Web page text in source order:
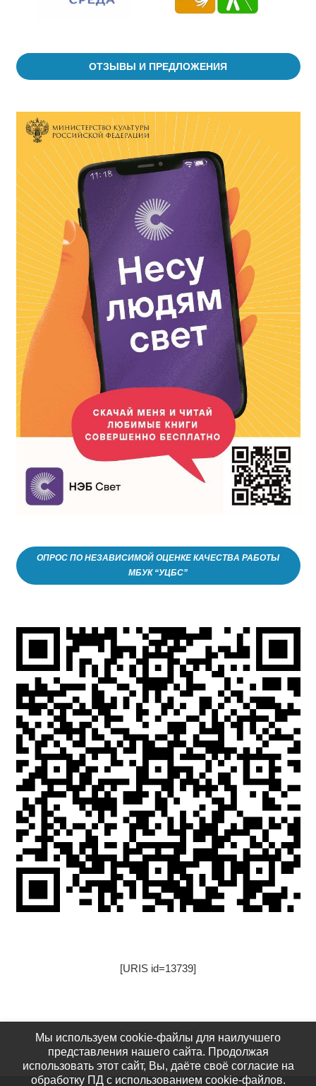
ОТЗЫВЫ И ПРЕДЛОЖЕНИЯ
ОПРОС ПО НЕЗАВИСИМОЙ ОЦЕНКЕ КАЧЕСТВА РАБОТЫ
МБУК “УЦБС”
[URIS id=13739]
[URIS id=17522]
Мы используем cookie-файлы для наилучшего
представления нашего сайта. Продолжая
использовать этот сайт, Вы, даёте своё согласие на
обработку ПД с использованием cookie-файлов.